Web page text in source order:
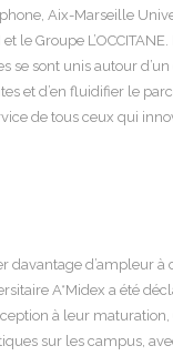
Aix-Marseille
le Groupe
se sont unis autour
et d’en fluidifier le
de tous ceux qui
d’ampleur à
A*Midex a été
à leur
sur les campus,